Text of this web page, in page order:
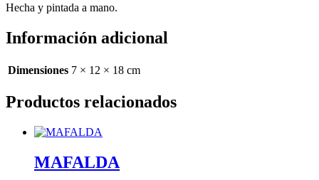
Hecha y pintada a mano.
Información adicional
Dimensiones 7 × 12 × 18 cm
Productos relacionados
MAFALDA